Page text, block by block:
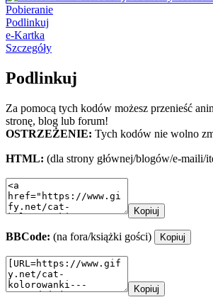
Pobieranie
Podlinkuj
e-Kartka
Szczegóły
Podlinkuj
Za pomocą tych kodów możesz przenieść
stronę, blog lub forum!
OSTRZEŻENIE: Tych kodów nie wolno
HTML: (dla strony głównej/blogów/e-maili/
Kopiuj
BBCode: (na fora/książki gości) Kopiuj
Kopiuj